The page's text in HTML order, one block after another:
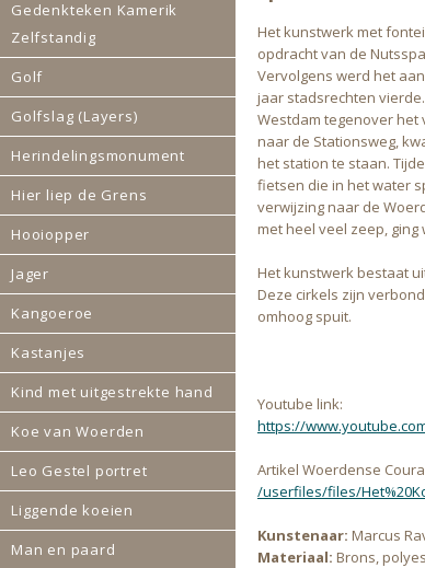
Gedenkteken Kamerik
Zelfstandig
Golf
Golfslag (Layers)
Herindelingsmonument
Hier liep de Grens
Hooiopper
Jager
Kangoeroe
Kastanjes
Kind met uitgestrekte hand
Koe van Woerden
Leo Gestel portret
Liggende koeien
Man en paard
Het kunstwerk met
opdracht van de
Vervolgens werd het
jaar stadsrechten
Westdam tegenover het
naar de Stationsweg,
het station te staan.
fietsen die in het water
verwijzing naar de
met heel veel zeep,
Het kunstwerk bestaat
Deze cirkels zijn
omhoog spuit.
Youtube link:
https://
Artikel Woerdense
/userfiles/files/
Kunstenaar: Marcus
Materiaal: Brons,